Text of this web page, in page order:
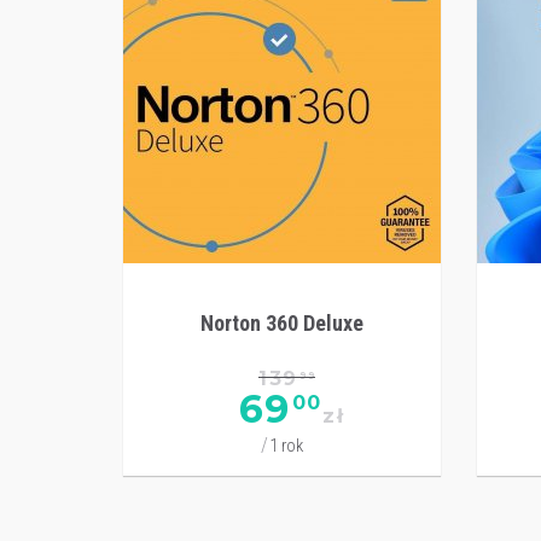
Norton 360 Deluxe
13999
69 00
zł
1 rok